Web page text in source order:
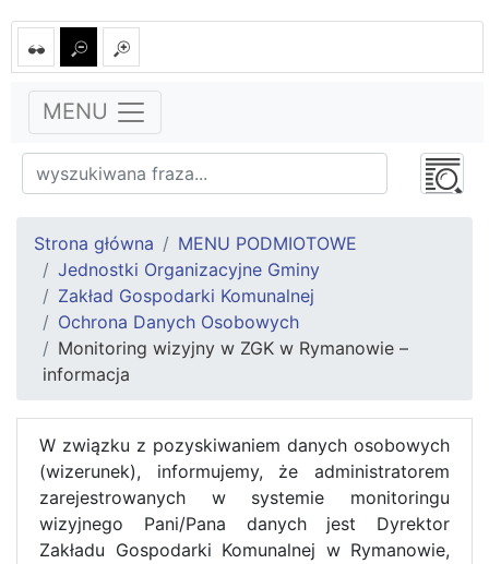
MENU
Strona główna
MENU PODMIOTOWE
Jednostki Organizacyjne Gminy
Zakład Gospodarki Komunalnej
Ochrona Danych Osobowych
Monitoring wizyjny w ZGK w Rymanowie –
informacja
W związku z pozyskiwaniem danych osobowych
(wizerunek), informujemy, że administratorem
zarejestrowanych w systemie monitoringu
wizyjnego Pani/Pana danych jest Dyrektor
Zakładu Gospodarki Komunalnej w Rymanowie,